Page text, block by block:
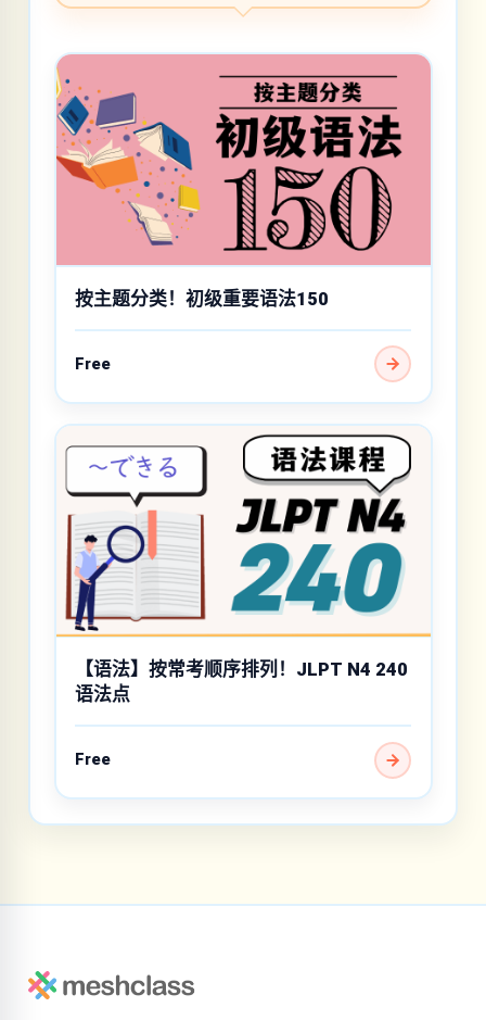
按主题分类！初级重要语法150
Free
【语法】按常考顺序排列！JLPT N4 240
语法点
Free